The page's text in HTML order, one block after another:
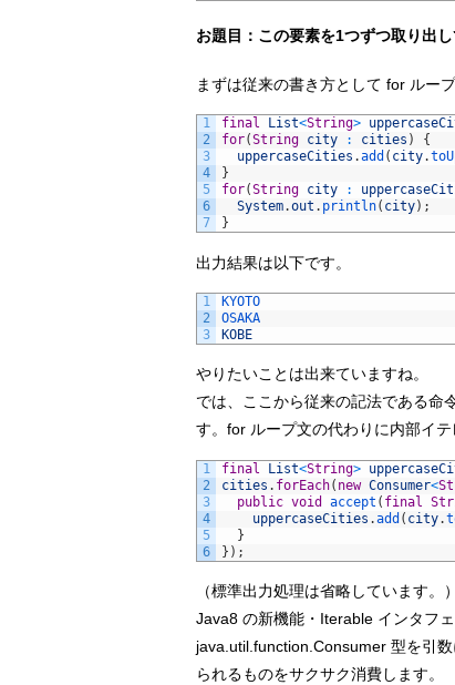
お題目：この要素を1つずつ取り出
まずは従来の書き方として for ルー
1
2
3
4
5
6
7
final List<String>
for(String city : cities )
{
uppercaseCities .add ( city.
}
for(String city :
System.out . println( city) ;
}
出力結果は以下です。
1
2
3
KYOTO
OSAKA
KOBE
やりたいことは出来ていますね。
では、ここから従来の記法である命
す。for ループ文の代わりに内部イ
1
2
3
4
5
6
final List<String>
cities . forEach( new Consumer<
public void accept ( final
uppercaseCities .add ( city.
}
} ) ;
（標準出力処理は省略しています。）
Java8 の新機能・Iterable インタフ
java.util.function.Consumer 型を引
られるものをサクサク消費します。